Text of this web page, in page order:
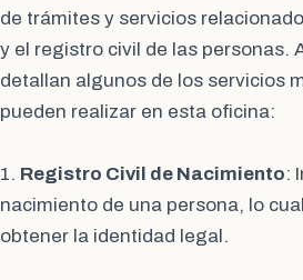
de trámites y servicios
y el registro civil de las personas.
detallan algunos de los servicios
pueden realizar en esta oficina:
1. Registro Civil de Nacimiento:
nacimiento de una persona, lo
obtener la identidad legal.